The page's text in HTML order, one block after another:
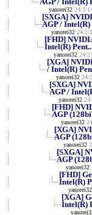
yanorei32 24/2/
[SXGA]
AGP / Intel(R)
yanorei32 24/2/
[FHD]
Intel(R)
yanorei32 24/
[XGA]
/ Intel(R)
yanorei32 24/
[SXGA]
AGP /
yanorei32
[FHD]
AGP
yanorei32
[XGA]
AGP
yanorei32
[SXGA]
AGP
yanorei32
[FHD]
Intel(R)
yanorei32
[XGA]
Intel(R)